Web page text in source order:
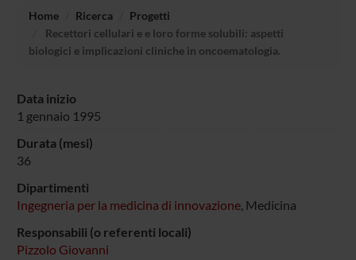
Home Ricerca
Progetti
Recettori cellulari e e loro forme solubili: aspetti
biologici e implicazioni cliniche in oncoematologia.
Data inizio
1 gennaio 1995
Durata (mesi)
36
Dipartimenti
Ingegneria per la medicina di innovazione, Medicina
Responsabili (o referenti locali)
Pizzolo Giovanni